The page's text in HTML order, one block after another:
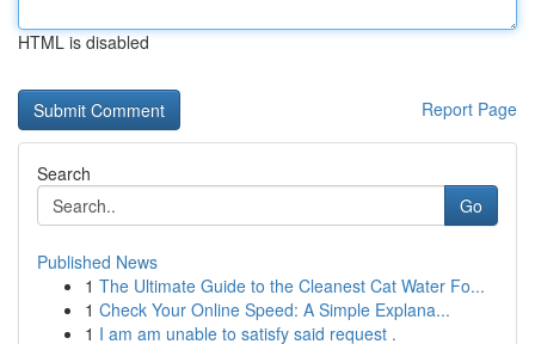
HTML is disabled
Report Page
Search
Go
Published News
1 The Ultimate Guide to the Cleanest Cat Water Fo...
1 Check Your Online Speed: A Simple Explana...
1 I am am unable to satisfy said request .